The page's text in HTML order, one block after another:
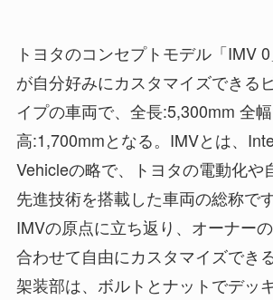
トヨタのコンセプトモデル「IMV
が自分好みにカスタマイズできる
イプの車両で、全長:5,300mm 全
高:1,700mmとなる。IMVとは、
Vehicleの略で、トヨタの電動化や
先進技術を搭載した車両の総称で
IMVの原点に立ち返り、オーナー
合わせて自由にカスタマイズでき
架装部は、ボルトとナットでデッ